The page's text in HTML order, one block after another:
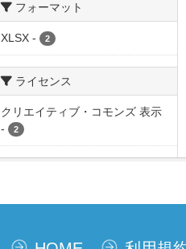
フォーマット
XLSX - 2
ライセンス
クリエイティブ・コモンズ 表示
-
2